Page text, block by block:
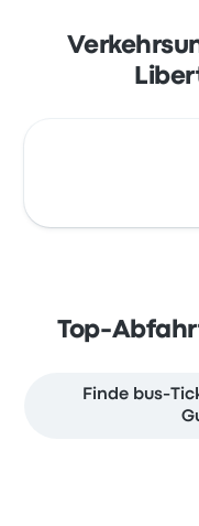
Top-
Finde bus-